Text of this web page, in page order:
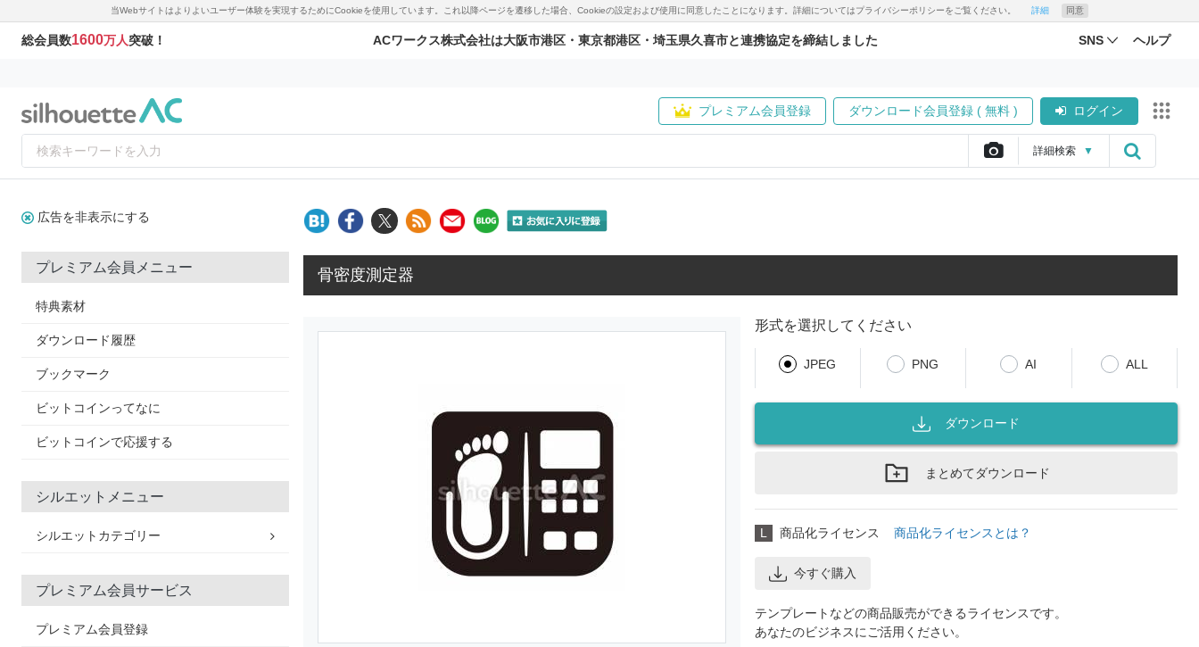
当Webサイトはよりよいユーザー体験を実現するためにCookieを使用しています。これ以降ページを遷移した場合、Cookieの設定および使用に同意したことになります。詳細についてはプライバシーポリシーをご覧ください。 詳細 同意
総会員数1600万人突破！ ACワークス株式会社は大阪市港区・東京都港区・埼玉県久喜市と連携協定を締結しました SNS ヘルプ
プレミアム会員登録 ダウンロード会員登録 ( 無料 ) ログイン
詳細検索 ▼
広告を非表示にする
プレミアム会員メニュー
特典素材
ダウンロード履歴
ブックマーク
ビットコインってなに
ビットコインで応援する
シルエットメニュー
シルエットカテゴリー
プレミアム会員サービス
プレミアム会員登録
骨密度測定器
形式を選択してください
JPEG PNG AI ALL
ダウンロード
まとめてダウンロード
L 商品化ライセンス 商品化ライセンスとは？
今すぐ購入
テンプレートなどの商品販売ができるライセンスです。
あなたのビジネスにご活用ください。